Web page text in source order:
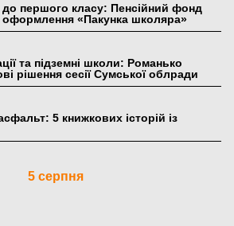
до першого класу: Пенсійний фонд
«Пакунка школяра»
та підземні школи: Романько
рішення сесії Сумської облради
5 книжкових історій із
5 серпня